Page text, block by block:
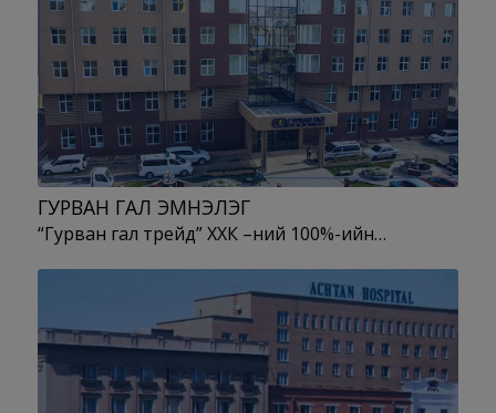
ГУРВАН ГАЛ ЭМНЭЛЭГ
“Гурван гал трейд” ХХК –ний 100%-ийн…